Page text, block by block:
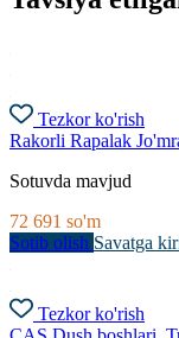
Tezkor ko'rish
Rakorli Rapalak
Sotuvda mavjud
72 691 so'm
Sotib olish Savatga
Tezkor ko'rish